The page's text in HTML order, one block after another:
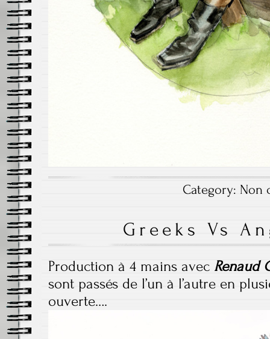
Category: Non
Greeks Vs
Production à 4 mains avec Renaud
sont passés de l’un à l’autre en
ouverte….